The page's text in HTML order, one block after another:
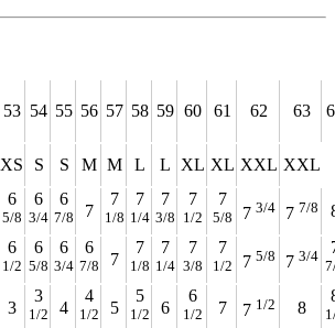
53 54 55 56 57 58 59 60 61 62 63
XS S S M M L L XL XL XXL XXL
6
5/8
6
3/4
6
7/8 7
7
1/8
7
1/4
7
3/8
7
1/2
7
5/8 7 3/4 7 7/8
6
1/2
6
5/8
6
3/4
6
7/8 7
7
1/8
7
1/4
7
3/8
7
1/2 7 5/8 7 3/4
3
3
1/2 4
4
1/2 5
5
1/2 6
6
1/2 7 7 1/2 8